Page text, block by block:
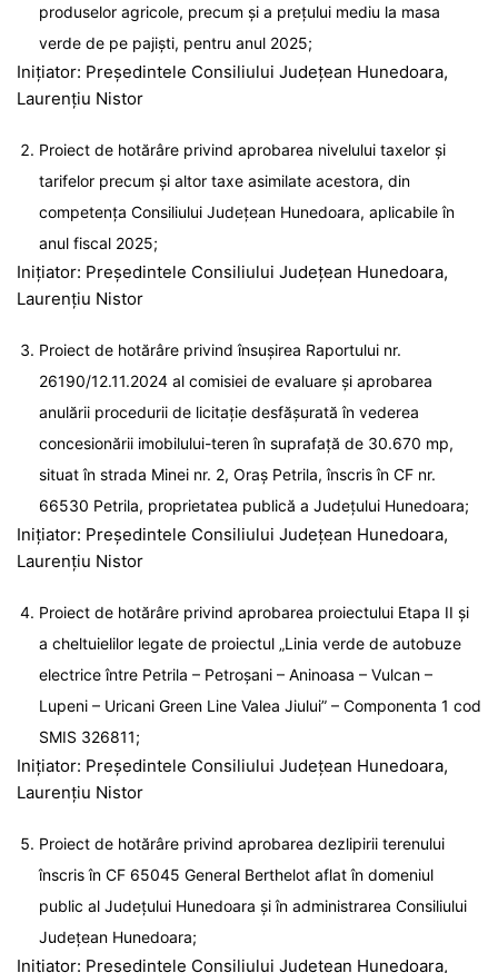
produselor agricole, precum și a prețului mediu la masa
verde de pe pajiști, pentru anul 2025;
Inițiator: Președintele Consiliului Județean Hunedoara,
Laurențiu Nistor
Proiect de hotărâre privind aprobarea nivelului taxelor și
tarifelor precum și altor taxe asimilate acestora, din
competența Consiliului Județean Hunedoara, aplicabile în
anul fiscal 2025;
Inițiator: Președintele Consiliului Județean Hunedoara,
Laurențiu Nistor
Proiect de hotărâre privind însușirea Raportului nr.
26190/12.11.2024 al comisiei de evaluare și aprobarea
anulării procedurii de licitație desfășurată în vederea
concesionării imobilului-teren în suprafață de 30.670 mp,
situat în strada Minei nr. 2, Oraș Petrila, înscris în CF nr.
66530 Petrila, proprietatea publică a Județului Hunedoara;
Inițiator: Președintele Consiliului Județean Hunedoara,
Laurențiu Nistor
Proiect de hotărâre privind aprobarea proiectului Etapa II și
a cheltuielilor legate de proiectul „Linia verde de autobuze
electrice între Petrila – Petroşani – Aninoasa – Vulcan –
Lupeni – Uricani Green Line Valea Jiului” – Componenta 1 cod
SMIS 326811;
Inițiator: Președintele Consiliului Județean Hunedoara,
Laurențiu Nistor
Proiect de hotărâre privind aprobarea dezlipirii terenului
înscris în CF 65045 General Berthelot aflat în domeniul
public al Județului Hunedoara și în administrarea Consiliului
Județean Hunedoara;
Inițiator: Președintele Consiliului Județean Hunedoara,